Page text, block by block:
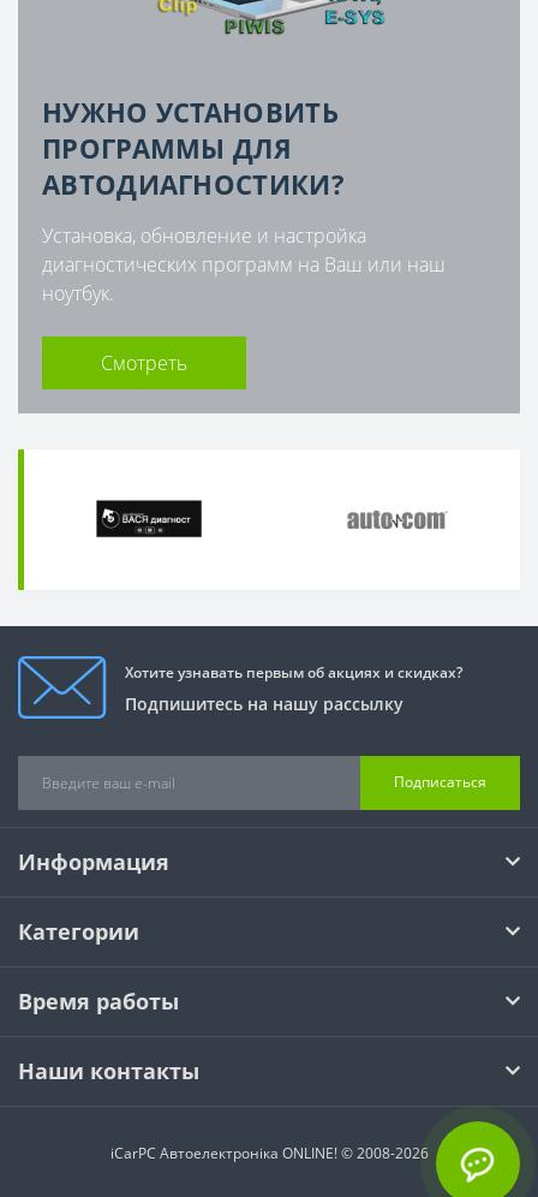
НУЖНО УСТАНОВИТЬ
ПРОГРАММЫ ДЛЯ
АВТОДИАГНОСТИКИ?
Установка, обновление и настройка
диагностических программ на Ваш или наш
ноутбук.
Смотреть
Хотите узнавать первым об акциях и скидках?
Подпишитесь на нашу рассылку
Подписаться
Информация
Категории
Время работы
Наши контакты
iCarPC Автоелектроніка ONLINE! © 2008-2026